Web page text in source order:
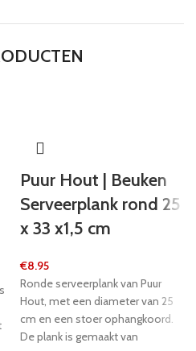
Puur Hout | Beuken
Serveerplank rond 25
x 33 x1,5 cm
€8.95
Ronde serveerplank van Puur
Hout, met een diameter van 25
cm en een stoer ophangkoord.
De plank is gemaakt van